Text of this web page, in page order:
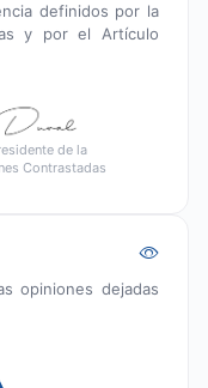
definidos por la
y por el Artículo
de la
Contrastadas
opiniones dejadas